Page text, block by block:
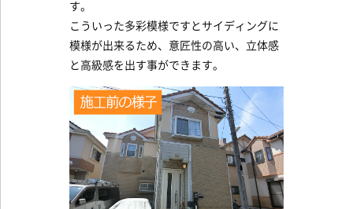
す。
こういった多彩模様ですとサイディングに
模様が出来るため、意匠性の高い、立体感
と高級感を出す事ができます。